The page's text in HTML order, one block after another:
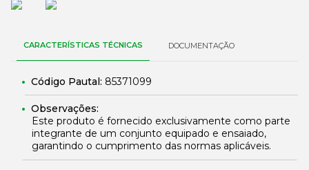
CARACTERÍSTICAS TÉCNICAS DOCUMENTAÇÃO
Código Pautal: 85371099
Observações:
Este produto é fornecido exclusivamente como parte
integrante de um conjunto equipado e ensaiado,
garantindo o cumprimento das normas aplicáveis.